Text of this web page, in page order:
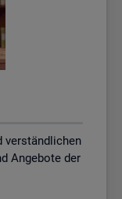
verständlichen
Angebote der